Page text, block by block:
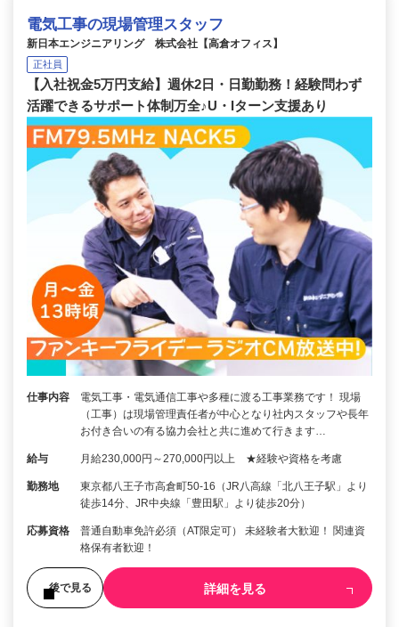
電気工事の現場管理スタッフ
新日本エンジニアリング 株式会社【高倉オフィス】
正社員
【入社祝金5万円支給】週休2日・日勤勤務！経験問わず
活躍できるサポート体制万全♪U・Iターン支援あり
仕事内容
電気工事・電気通信工事や多種に渡る工事業務です！ 現場
（工事）は現場管理責任者が中心となり社内スタッフや長年
お付き合いの有る協力会社と共に進めて行きます…
給与 月給230,000円～270,000円以上 ★経験や資格を考慮
勤務地
東京都八王子市高倉町50-16（JR八高線「北八王子駅」より
徒歩14分、JR中央線「豊田駅」より徒歩20分）
応募資格
普通自動車免許必須（AT限定可） 未経験者大歓迎！ 関連資
格保有者歓迎！
後で見る 詳細を見る